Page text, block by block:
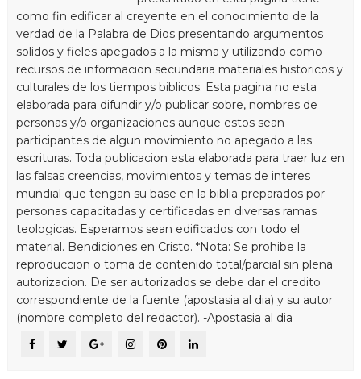
como fin edificar al creyente en el conocimiento de la
verdad de la Palabra de Dios presentando argumentos
solidos y fieles apegados a la misma y utilizando como
recursos de informacion secundaria materiales historicos y
culturales de los tiempos biblicos. Esta pagina no esta
elaborada para difundir y/o publicar sobre, nombres de
personas y/o organizaciones aunque estos sean
participantes de algun movimiento no apegado a las
escrituras. Toda publicacion esta elaborada para traer luz en
las falsas creencias, movimientos y temas de interes
mundial que tengan su base en la biblia preparados por
personas capacitadas y certificadas en diversas ramas
teologicas. Esperamos sean edificados con todo el
material. Bendiciones en Cristo. *Nota: Se prohibe la
reproduccion o toma de contenido total/parcial sin plena
autorizacion. De ser autorizados se debe dar el credito
correspondiente de la fuente (apostasia al dia) y su autor
(nombre completo del redactor). -Apostasia al dia